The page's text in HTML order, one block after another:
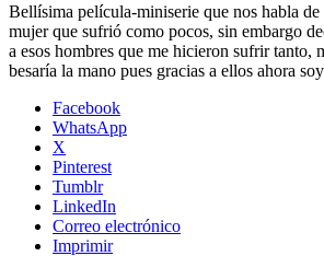
Bellísima película-miniserie que nos habla de
mujer que sufrió como pocos, sin embargo
a esos hombres que me hicieron sufrir tanto,
besaría la mano pues gracias a ellos ahora
Facebook
WhatsApp
X
Pinterest
Tumblr
LinkedIn
Correo electrónico
Imprimir